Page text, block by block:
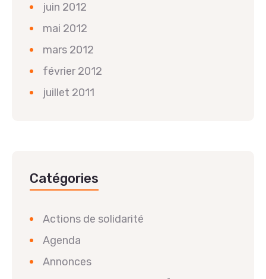
juin 2012
mai 2012
mars 2012
février 2012
juillet 2011
Catégories
Actions de solidarité
Agenda
Annonces